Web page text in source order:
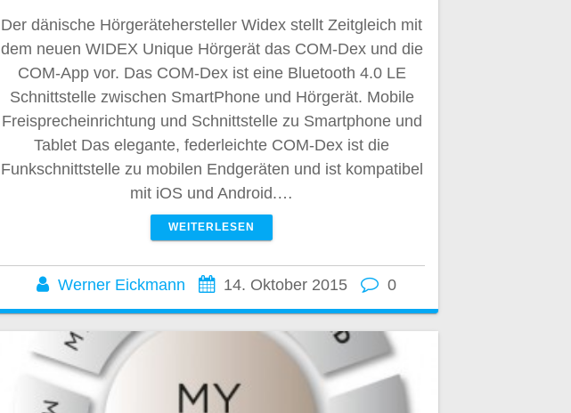
Der dänische Hörgerätehersteller Widex stellt Zeitgleich mit
dem neuen WIDEX Unique Hörgerät das COM-Dex und die
COM-App vor. Das COM-Dex ist eine Bluetooth 4.0 LE
Schnittstelle zwischen SmartPhone und Hörgerät. Mobile
Freisprecheinrichtung und Schnittstelle zu Smartphone und
Tablet Das elegante, federleichte COM-Dex ist die
Funkschnittstelle zu mobilen Endgeräten und ist kompatibel
mit iOS und Android.…
WEITERLESEN
Werner Eickmann 14. Oktober 2015 0